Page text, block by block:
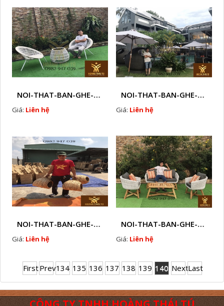
NOI-THAT-BAN-GHE-SOFA-GHE-CAFE-MAY-NHUA-NGOAI-TROI-Q47
Giá: Liên hệ
NOI-THAT-BAN-GHE-SOFA-GHE-CAFE-MAY-NHUA-NGOAI-TROI-Q48
Giá: Liên hệ
NOI-THAT-BAN-GHE-SOFA-GHE-CAFE-MAY-NHUA-NGOAI-TROI-Q49
Giá: Liên hệ
NOI-THAT-BAN-GHE-SOFA-GHE-CAFE-MAY-NHUA-NGOAI-TROI-Q50
Giá: Liên hệ
FirstPrev134 135 136 137 138 139 140 NextLast